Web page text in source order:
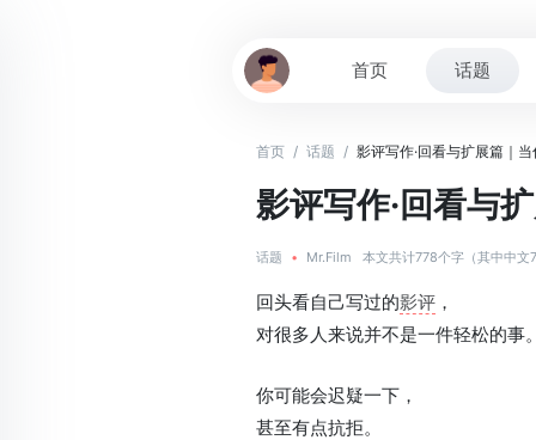
首页 话题
首页 / 话题 / 影评写作·回看与扩展篇｜
影评写作·回看与
话题 • Mr.Film 本文共计778个字（其中中文
回头看自己写过的影评 ，
对很多人来说并不是一件轻松的事
你可能会迟疑一下，
甚至有点抗拒。